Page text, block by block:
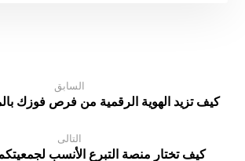
السابق
كيف تزيد الهوية الرقمية من فرص فوزك
التالى
كيف تختار منصة التبرع الأنسب